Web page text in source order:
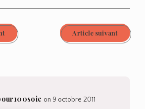
Article suivant
on 9 octobre 2011